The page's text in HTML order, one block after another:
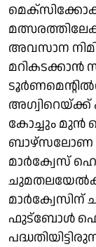
അവസാന
മറികടക്കാൻ
അഗ്വിറെയ്ക്ക്
കോച്ചും മുൻ
ബാഴ്സലോണ
മാർക്വേസ്
ഫുട്ബോൾ